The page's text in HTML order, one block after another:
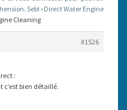
Seb! › Direct Water Engine
Cleaning
#1526
:
c’est bien détaillé.